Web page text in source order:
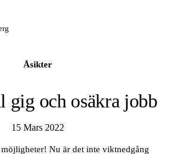
Åsikter
gig och osäkra jobb
15 Mars 2022
Nu är det inte viktnedgång